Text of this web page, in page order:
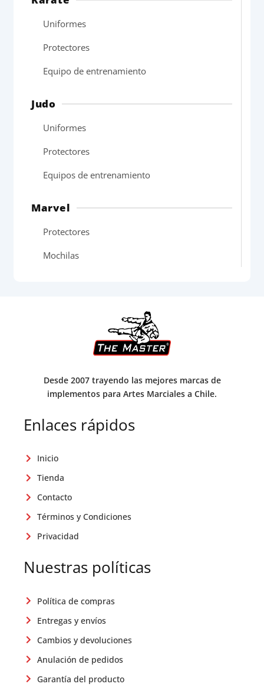
Uniformes
Protectores
Equipo de entrenamiento
Judo
Uniformes
Protectores
Equipos de entrenamiento
Marvel
Protectores
Mochilas
Desde 2007 trayendo las mejores marcas de
implementos para Artes Marciales a Chile.
Enlaces rápidos
Inicio
Tienda
Contacto
Términos y Condiciones
Privacidad
Nuestras políticas
Política de compras
Entregas y envíos
Cambios y devoluciones
Anulación de pedidos
Garantía del producto